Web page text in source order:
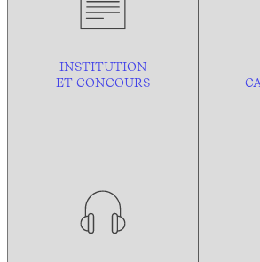
INSTITUTION
ET CONCOURS